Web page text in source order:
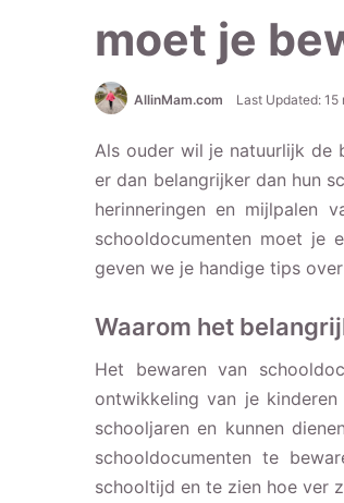
moet je
AllinMam.com Last Updated: 15
Als ouder wil je natuurlijk de
er dan belangrijker dan hun
herinneringen en mijlpalen
schooldocumenten moet je
geven we je handige tips
Waarom het
Het bewaren van
ontwikkeling van je
schooljaren en kunnen
schooldocumenten te
schooltijd en te zien hoe ver